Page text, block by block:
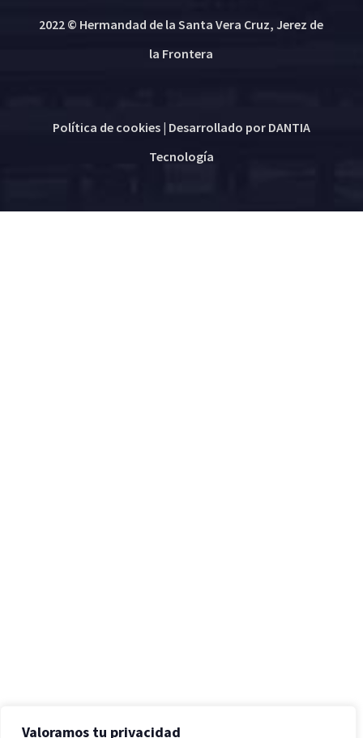
Valoramos tu privacidad
2022 © Hermandad de la Santa Vera Cruz, Jerez de
la Frontera
Política de cookies| Desarrollado por DANTIA
Tecnología